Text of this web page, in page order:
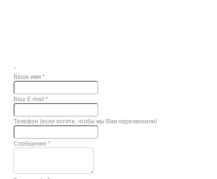
×
Ваше имя *
Ваш E-mail *
Телефон (если хотите, чтобы мы Вам перезвонили)
Сообщение *